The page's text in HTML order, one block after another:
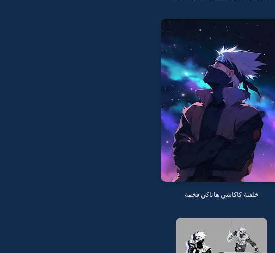
خلفية كاكاشي هاتاكي فخمة